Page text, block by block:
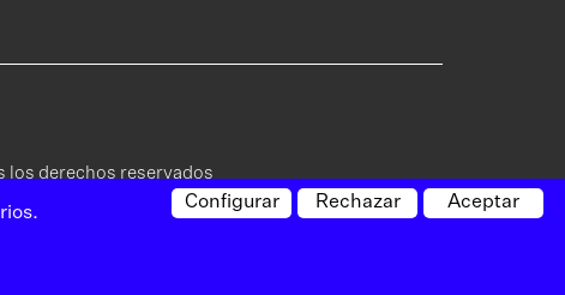
los derechos reservados
Aceptar
Rechazar
Configurar